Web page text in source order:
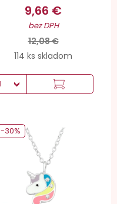
9,66 €
bez DPH
12,08 €
114 ks skladom
-30%